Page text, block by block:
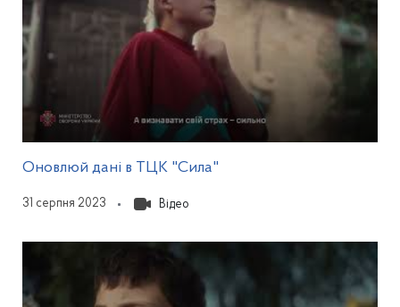
Оновлюй дані в ТЦК "Сила"
31 серпня 2023 Відео